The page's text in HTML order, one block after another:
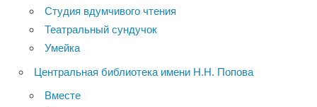
Студия вдумчивого чтения
Театральный сундучок
Умейка
Центральная библиотека имени Н.Н. Попова
Вместе